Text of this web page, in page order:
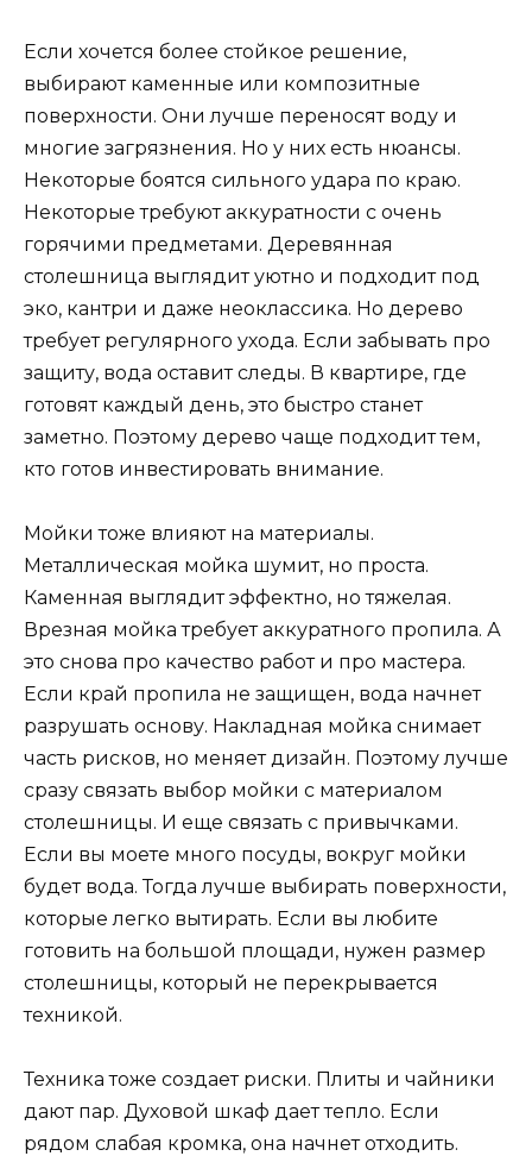
Если хочется более стойкое решение,
выбирают каменные или композитные
поверхности. Они лучше переносят воду и
многие загрязнения. Но у них есть нюансы.
Некоторые боятся сильного удара по краю.
Некоторые требуют аккуратности с очень
горячими предметами. Деревянная
столешница выглядит уютно и подходит под
эко, кантри и даже неоклассика. Но дерево
требует регулярного ухода. Если забывать про
защиту, вода оставит следы. В квартире, где
готовят каждый день, это быстро станет
заметно. Поэтому дерево чаще подходит тем,
кто готов инвестировать внимание.
Мойки тоже влияют на материалы.
Металлическая мойка шумит, но проста.
Каменная выглядит эффектно, но тяжелая.
Врезная мойка требует аккуратного пропила. А
это снова про качество работ и про мастера.
Если край пропила не защищен, вода начнет
разрушать основу. Накладная мойка снимает
часть рисков, но меняет дизайн. Поэтому лучше
сразу связать выбор мойки с материалом
столешницы. И еще связать с привычками.
Если вы моете много посуды, вокруг мойки
будет вода. Тогда лучше выбирать поверхности,
которые легко вытирать. Если вы любите
готовить на большой площади, нужен размер
столешницы, который не перекрывается
техникой.
Техника тоже создает риски. Плиты и чайники
дают пар. Духовой шкаф дает тепло. Если
рядом слабая кромка, она начнет отходить.